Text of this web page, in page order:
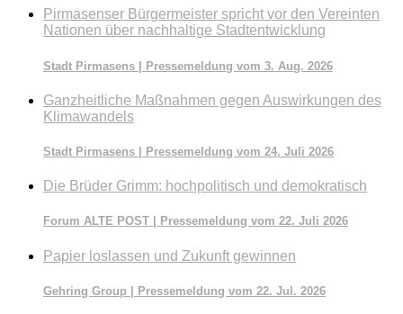
Pirmasenser Bürgermeister spricht vor den Vereinten
Nationen über nachhaltige Stadtentwicklung
Stadt Pirmasens | Pressemeldung vom 3. Aug. 2026
Ganzheitliche Maßnahmen gegen Auswirkungen des
Klimawandels
Stadt Pirmasens | Pressemeldung vom 24. Juli 2026
Die Brüder Grimm: hochpolitisch und demokratisch
Forum ALTE POST | Pressemeldung vom 22. Juli 2026
Papier loslassen und Zukunft gewinnen
Gehring Group | Pressemeldung vom 22. Jul. 2026